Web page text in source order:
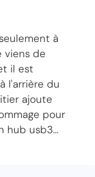
à
viens de
il est
l'arrière du
ajoute
pour
hub usb3...